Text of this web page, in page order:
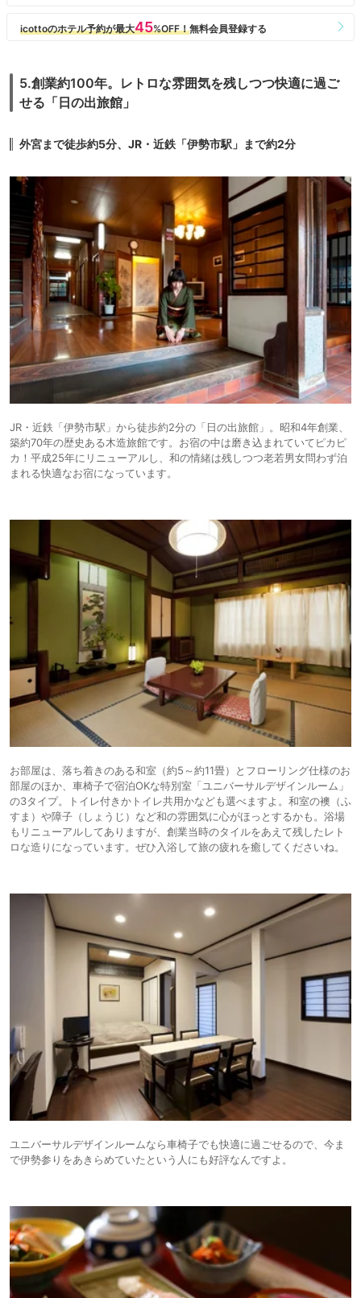
5.創業約100年。レトロな雰囲気を残しつつ快適に過ご
せる「日の出旅館」
外宮まで徒歩約5分、JR・近鉄「伊勢市駅」まで約2分
JR・近鉄「伊勢市駅」から徒歩約2分の「日の出旅館」。昭和4年創業、
築約70年の歴史ある木造旅館です。お宿の中は磨き込まれていてピカピ
カ！平成25年にリニューアルし、和の情緒は残しつつ老若男女問わず泊
まれる快適なお宿になっています。
お部屋は、落ち着きのある和室（約5～約11畳）とフローリング仕様のお
部屋のほか、車椅子で宿泊OKな特別室「ユニバーサルデザインルーム」
の3タイプ。トイレ付きかトイレ共用かなども選べますよ。和室の襖（ふ
すま）や障子（しょうじ）など和の雰囲気に心がほっとするかも。浴場
もリニューアルしてありますが、創業当時のタイルをあえて残したレト
ロな造りになっています。ぜひ入浴して旅の疲れを癒してくださいね。
ユニバーサルデザインルームなら車椅子でも快適に過ごせるので、今ま
で伊勢参りをあきらめていたという人にも好評なんですよ。